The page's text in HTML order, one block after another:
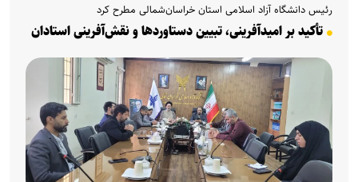
رئیس دانشگاه آزاد اسلامی استان خراسان‌شمالی مطرح کرد
تأکید بر امیدآفرینی، تبیین دستاورد‌ها و نقش‌آفرینی استادان